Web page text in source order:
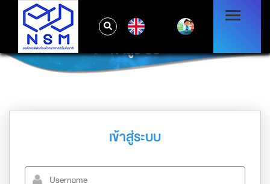
เข้าสู่ระบบ
เข้าสู่ระบบ